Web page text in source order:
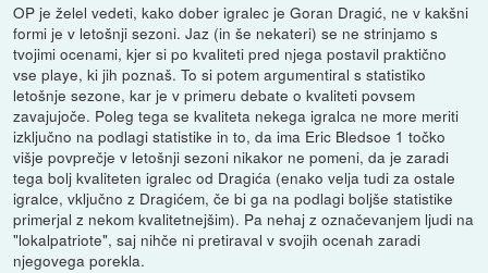
OP je želel vedeti, kako dober igralec je Goran Dragić, ne v kakšni
formi je v letošnji sezoni. Jaz (in še nekateri) se ne strinjamo s
tvojimi ocenami, kjer si po kvaliteti pred njega postavil praktično
vse playe, ki jih poznaš. To si potem argumentiral s statistiko
letošnje sezone, kar je v primeru debate o kvaliteti povsem
zavajujoče. Poleg tega se kvaliteta nekega igralca ne more meriti
izključno na podlagi statistike in to, da ima Eric Bledsoe 1 točko
višje povprečje v letošnji sezoni nikakor ne pomeni, da je zaradi
tega bolj kvaliteten igralec od Dragića (enako velja tudi za ostale
igralce, vključno z Dragićem, če bi ga na podlagi boljše statistike
primerjal z nekom kvalitetnejšim). Pa nehaj z označevanjem ljudi na
"lokalpatriote", saj nihče ni pretiraval v svojih ocenah zaradi
njegovega porekla.